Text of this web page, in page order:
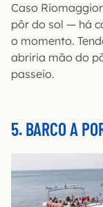
Caso
pôr do sol — há
o momento.
abriria mão do
passeio.
5. BARCO A